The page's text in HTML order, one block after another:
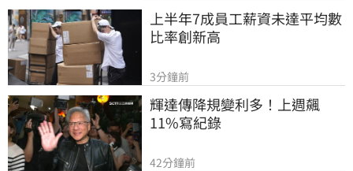
上半年7成員工薪資未達平均數
比率創新高
3分鐘前
輝達傳降規變利多！上週飆
11%寫紀錄
42分鐘前